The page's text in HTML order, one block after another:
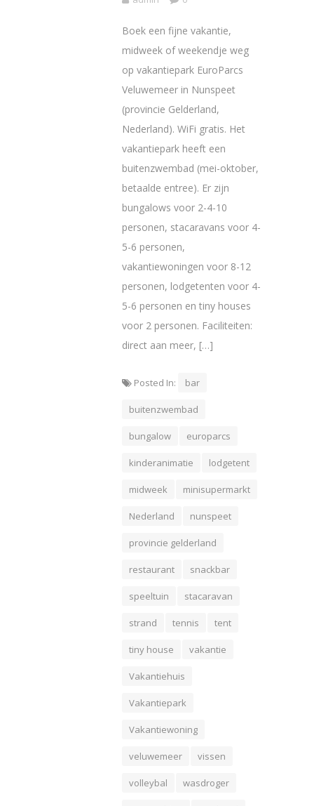
Boek een fijne vakantie,
midweek of weekendje weg
op vakantiepark EuroParcs
Veluwemeer in Nunspeet
(provincie Gelderland,
Nederland). WiFi gratis. Het
vakantiepark heeft een
buitenzwembad (mei-oktober,
betaalde entree). Er zijn
bungalows voor 2-4-10
personen, stacaravans voor 4-
5-6 personen,
vakantiewoningen voor 8-12
personen, lodgetenten voor 4-
5-6 personen en tiny houses
voor 2 personen. Faciliteiten:
direct aan meer, […]
Posted In: bar
buitenzwembad
bungalow europarcs
kinderanimatie lodgetent
midweek minisupermarkt
Nederland nunspeet
provincie gelderland
restaurant snackbar
speeltuin stacaravan
strand tennis tent
tiny house vakantie
Vakantiehuis
Vakantiepark
Vakantiewoning
veluwemeer vissen
volleybal wasdroger